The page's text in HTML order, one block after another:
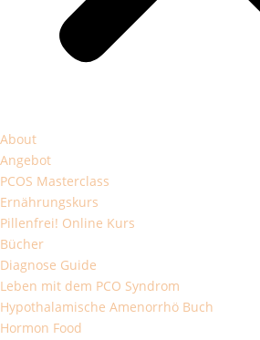
About
Angebot
PCOS Masterclass
Ernährungskurs
Pillenfrei! Online Kurs
Bücher
Diagnose Guide
Leben mit dem PCO Syndrom
Hypothalamische Amenorrhö Buch
Hormon Food